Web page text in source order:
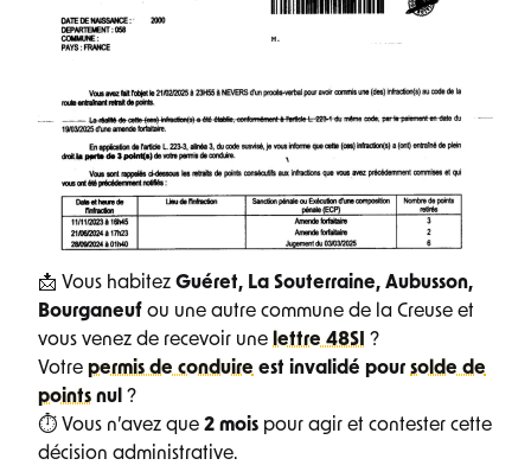
📩 Vous habitez Guéret, La Souterraine, Aubusson,
Bourganeuf ou une autre commune de la Creuse et
vous venez de recevoir une lettre 48SI ?
Votre permis de conduire est invalidé pour solde de
points nul ?
⏱ Vous n’avez que 2 mois pour agir et contester cette
décision administrative.